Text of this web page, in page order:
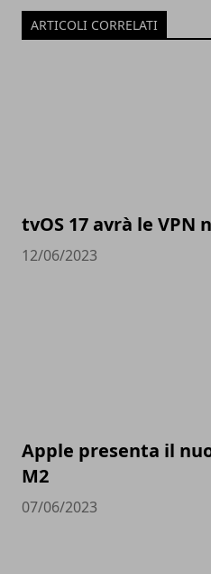
ARTICOLI CORRELATI
tvOS 17 avrà le VPN
12/06/2023
Apple presenta il
M2
07/06/2023